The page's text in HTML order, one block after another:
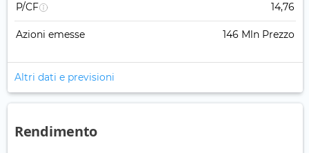
P/CF 14,76
Azioni emesse 146 Mln Prezzo
Altri dati e previsioni
Rendimento